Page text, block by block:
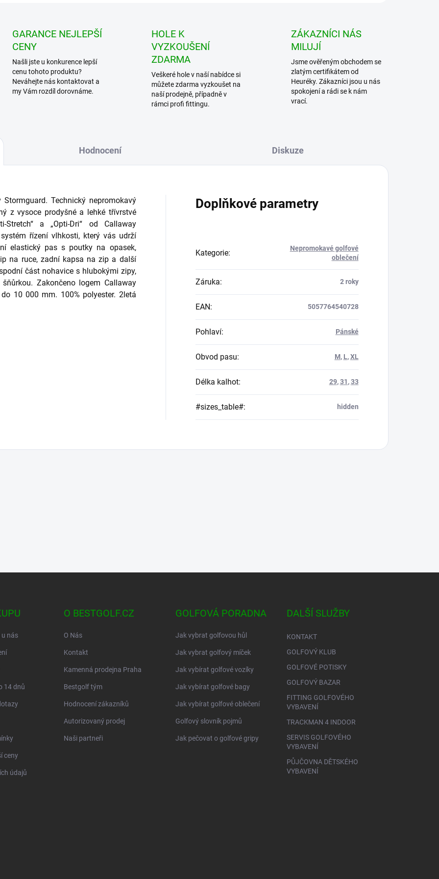
GARANCE NEJLEPŠÍ
CENY
Našli jste u konkurence lepší
cenu tohoto produktu?
Neváhejte nás kontaktovat a
my Vám rozdíl dorovnáme.
HOLE K
VYZKOUŠENÍ
ZDARMA
Veškeré hole v naší nabídce si
můžete zdarma vyzkoušet na
naší prodejně, případně v
rámci profi fittingu.
ZÁKAZNÍCI NÁS
MILUJÍ
Jsme ověřeným obchodem se
zlatým certifikátem od
Heuréky. Zákazníci jsou u nás
spokojení a rádi se k nám
vrací.
Hodnocení Diskuze
Technický nepromokavý
z vysoce prodyšné a lehké třívrstvé
Stretch“ a „Opti-Dri“ od Callaway
řízení vlhkosti, který vás udrží
elastický pas s poutky na opasek,
na ruce, zadní kapsa na zip a další
část nohavice s hlubokými zipy,
Zakončeno logem Callaway
10 000 mm. 100% polyester. 2letá
Doplňkové parametry
Kategorie:
Nepromokavé golfové
oblečení
Záruka: 2 roky
EAN: 5057764540728
Pohlaví: Pánské
Obvod pasu: M, L,XL
Délka kalhot: 29,31,33
#sizes_table#: hidden
nás
14 dnů
ceny
údajů
O BESTGOLF.CZ
O Nás
Kontakt
Kamenná prodejna Praha
Bestgolf tým
Hodnocení zákazníků
Autorizovaný prodej
Naši partneři
GOLFOVÁ PORADNA
Jak vybrat golfovou hůl
Jak vybrat golfový míček
Jak vybírat golfové vozíky
Jak vybírat golfové bagy
Jak vybírat golfové oblečení
Golfový slovník pojmů
Jak pečovat o golfové gripy
DALŠÍ SLUŽBY
KONTAKT
GOLFOVÝ KLUB
GOLFOVÉ POTISKY
GOLFOVÝ BAZAR
FITTING GOLFOVÉHO
VYBAVENÍ
TRACKMAN 4 INDOOR
SERVIS GOLFOVÉHO
VYBAVENÍ
PŮJČOVNA DĚTSKÉHO
VYBAVENÍ